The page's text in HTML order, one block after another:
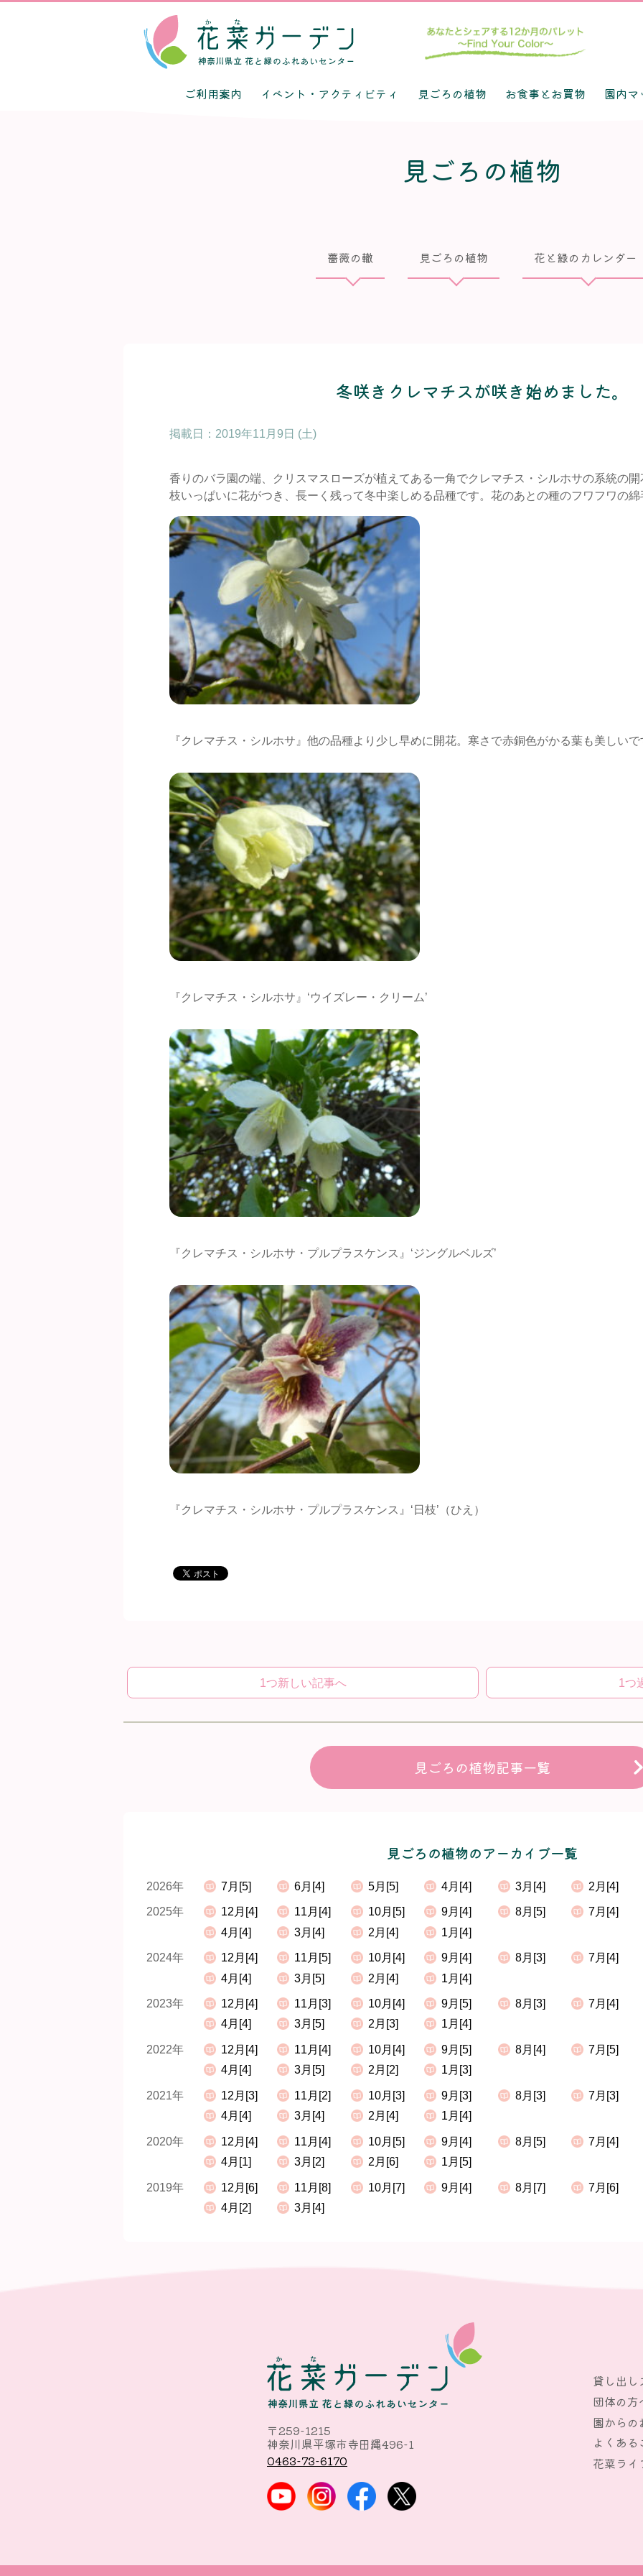
ご利用案内 イベント・アクティビティ 見ごろの植物 お食事とお買物 園内マ
見ごろの植物
薔薇の轍 見ごろの植物 花と緑のカレンダー
冬咲きクレマチスが咲き始めました。
掲載日： 2019年11月9日 (土)
香りのバラ園の端、クリスマスローズが植えてある一角でクレマチス・シルホサの系統の
枝いっぱいに花がつき、長ーく残って冬中楽しめる品種です。花のあとの種のフワフワの
『クレマチス・シルホサ』他の品種より少し早めに開花。寒さで赤銅色がかる葉も美しいで
『クレマチス・シルホサ』‘ウイズレー・クリーム’
『クレマチス・シルホサ・プルプラスケンス』‘ジングルベルズ’
『クレマチス・シルホサ・プルプラスケンス』‘日枝’（ひえ）
1つ新しい記事へ 1つ
見ごろの植物記事一覧
見ごろの植物のアーカイブ一覧
2026年 7月[5] 6月[4] 5月[5] 4月[4] 3月[4] 2月[4]
2025年 12月[4] 11月[4] 10月[5] 9月[4] 8月[5]
7月[4]
4月[4]
3月[4] 2月[4] 1月[4]
2024年 12月[4] 11月[5] 10月[4] 9月[4] 8月[3]
7月[4]
4月[4]
3月[5] 2月[4] 1月[4]
2023年 12月[4] 11月[3] 10月[4] 9月[5] 8月[3]
7月[4]
4月[4]
3月[5] 2月[3] 1月[4]
2022年 12月[4] 11月[4] 10月[4] 9月[5] 8月[4]
7月[5]
4月[4]
3月[5] 2月[2] 1月[3]
2021年 12月[3] 11月[2] 10月[3] 9月[3] 8月[3]
7月[3]
4月[4]
3月[4] 2月[4] 1月[4]
2020年 12月[4] 11月[4] 10月[5] 9月[4] 8月[5]
7月[4]
4月[1]
3月[2] 2月[6] 1月[5]
2019年 12月[6] 11月[8] 10月[7] 9月[4] 8月[7]
7月[6]
4月[2]
3月[4]
〒259-1215
神奈川県平塚市寺田縄496-1
0463-73-6170
貸し出し
団体の方
園からの
よくあ
花菜ラ